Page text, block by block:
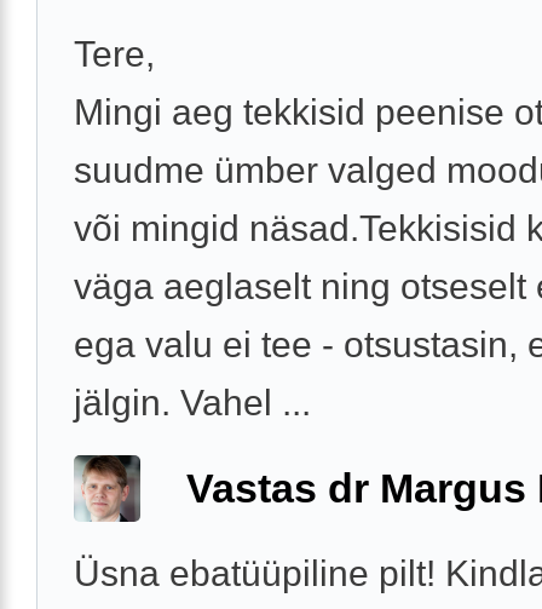
Tere,
Mingi aeg tekkisid peenise
suudme ümber valged
või mingid näsad.Tekkisisid
väga aeglaselt ning otseselt
ega valu ei tee - otsustasin,
jälgin. Vahel ...
Vastas dr Margus
Üsna ebatüüpiline pilt!